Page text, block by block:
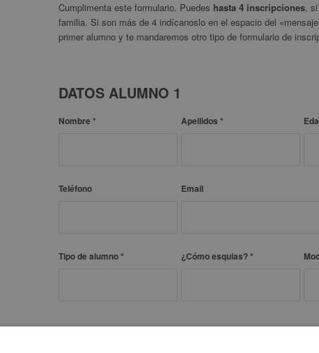
Cumplimenta este formulario. Puedes hasta 4 inscripciones,
familia. Si son más de 4 indícanoslo en el espacio del
primer alumno y te mandaremos otro tipo de formulario de
DATOS ALUMNO 1
Nombre * Apellidos *
Teléfono Email
Tipo de alumno* ¿Cómo esquias?*